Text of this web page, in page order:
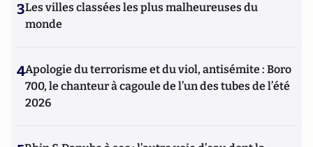
3Les villes classées les plus malheureuses du
monde
4Apologie du terrorisme et du viol, antisémite : Boro
700, le chanteur à cagoule de l’un des tubes de l’été
2026